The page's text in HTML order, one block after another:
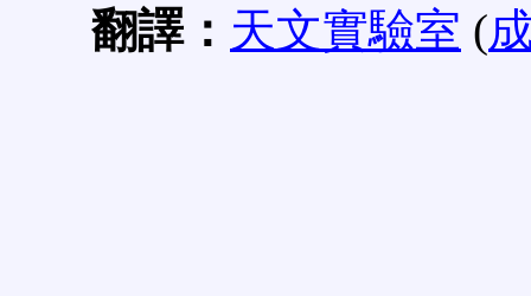
翻譯： 天文實驗室 (